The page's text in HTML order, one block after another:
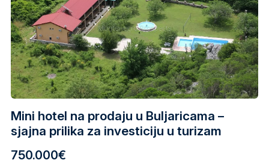
Mini hotel na prodaju u Buljaricama –
sjajna prilika za investiciju u turizam
750.000€